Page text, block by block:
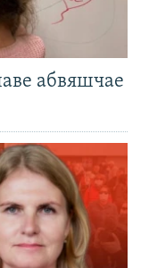
абвяшчае